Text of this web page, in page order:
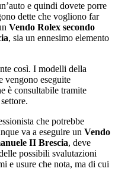
e quindi dovete porre
dette che vogliono far
Vendo Rolex secondo
, sia un ennesimo elemento
così. I modelli della
vengono eseguite
è consultabile tramite
che potrebbe
va a eseguire un Vendo
II Brescia, deve
possibili svalutazioni
e usure che nota, ma di cui